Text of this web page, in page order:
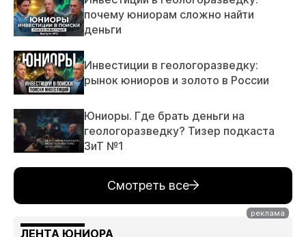
почему юниорам сложно найти
деньги
Инвестиции в геологоразведку:
рынок юниоров и золото в России
Юниоры. Где брать деньги на
геологоразведку? Тизер подкаста
ЗиТ №1
Смотреть все
ЛЕНТА ЮНИОРА